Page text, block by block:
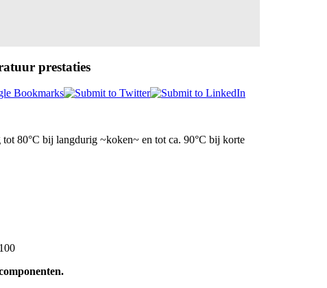
prestaties
80°C bij langdurig ~koken~ en tot ca. 90°C bij korte